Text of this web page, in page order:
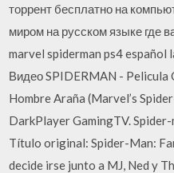
торрент бесплатно на
миром на русском языке где
marvel spiderman ps4 español
Видео SPIDERMAN - Pelicula
Hombre Araña (Marvel’s
DarkPlayer GamingTV. Spider-
Título original: Spider-Man:
decide irse junto a MJ, Ned y